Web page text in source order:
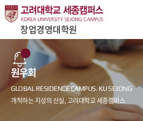
창업경영대학원
원우회